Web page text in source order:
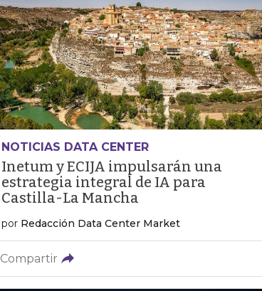
NOTICIAS DATA CENTER
Inetum y ECIJA impulsarán una
estrategia integral de IA para
Castilla-La Mancha
por Redacción Data Center Market
Compartir